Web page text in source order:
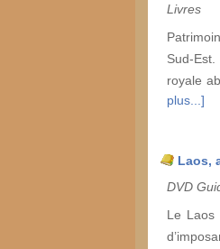
Livres
Sud-
royale
plus...]
Laos,
DVD
Le Laos